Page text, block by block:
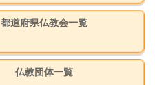
都道府県仏教会一覧
仏教団体一覧